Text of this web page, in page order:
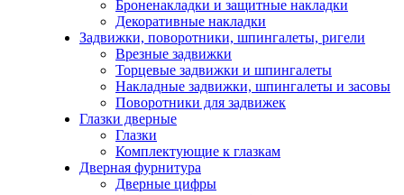
Броненакладки и защитные накладки
Декоративные накладки
Задвижки, поворотники, шпингалеты, ригели
Врезные задвижки
Торцевые задвижки и шпингалеты
Накладные задвижки, шпингалеты и засовы
Поворотники для задвижек
Глазки дверные
Глазки
Комплектующие к глазкам
Дверная фурнитура
Дверные цифры